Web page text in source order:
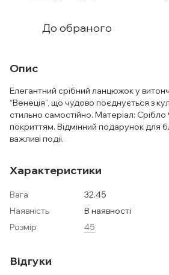
До обраного
Опис
Елегантний срібний ланцюжок у
“Венеція”, що чудово поєднується з
стильно самостійно. Матеріал:
покриттям. Відмінний подарунок для
важливі події.
Характеристики
Вага
32.45
Наявність
В наявності
Розмір
45
Відгуки